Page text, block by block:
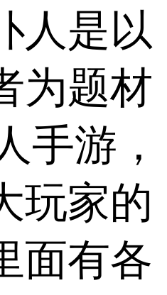
人是以
为题材
手游，
玩家的
面有各